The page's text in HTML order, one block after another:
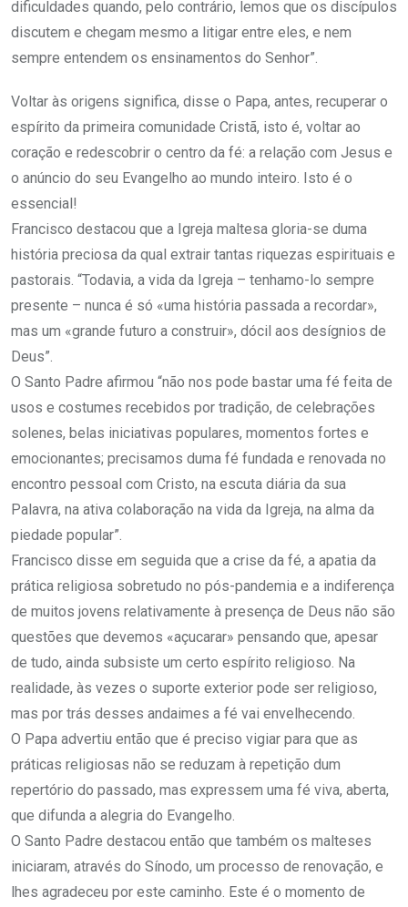
dificuldades quando, pelo contrário, lemos que os discípulos
discutem e chegam mesmo a litigar entre eles, e nem
sempre entendem os ensinamentos do Senhor”.
Voltar às origens significa, disse o Papa, antes, recuperar o
espírito da primeira comunidade Cristã, isto é, voltar ao
coração e redescobrir o centro da fé: a relação com Jesus e
o anúncio do seu Evangelho ao mundo inteiro. Isto é o
essencial!
Francisco destacou que a Igreja maltesa gloria-se duma
história preciosa da qual extrair tantas riquezas espirituais e
pastorais. “Todavia, a vida da Igreja – tenhamo-lo sempre
presente – nunca é só «uma história passada a recordar»,
mas um «grande futuro a construir», dócil aos desígnios de
Deus”.
O Santo Padre afirmou “não nos pode bastar uma fé feita de
usos e costumes recebidos por tradição, de celebrações
solenes, belas iniciativas populares, momentos fortes e
emocionantes; precisamos duma fé fundada e renovada no
encontro pessoal com Cristo, na escuta diária da sua
Palavra, na ativa colaboração na vida da Igreja, na alma da
piedade popular”.
Francisco disse em seguida que a crise da fé, a apatia da
prática religiosa sobretudo no pós-pandemia e a indiferença
de muitos jovens relativamente à presença de Deus não são
questões que devemos «açucarar» pensando que, apesar
de tudo, ainda subsiste um certo espírito religioso. Na
realidade, às vezes o suporte exterior pode ser religioso,
mas por trás desses andaimes a fé vai envelhecendo.
O Papa advertiu então que é preciso vigiar para que as
práticas religiosas não se reduzam à repetição dum
repertório do passado, mas expressem uma fé viva, aberta,
que difunda a alegria do Evangelho.
O Santo Padre destacou então que também os malteses
iniciaram, através do Sínodo, um processo de renovação, e
lhes agradeceu por este caminho. Este é o momento de